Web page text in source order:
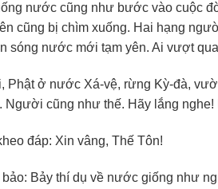
nước cũng như bước vào cuộc
cũng bị chìm xuống. Hai hạng
sóng nước mới tạm yên. Ai vượt
Phật ở nước Xá-vệ, rừng Kỳ-đà,
Người cũng như thế. Hãy lắng nghe!
đáp: Xin vâng, Thế Tôn!
bảo: Bảy thí dụ về nước giống như